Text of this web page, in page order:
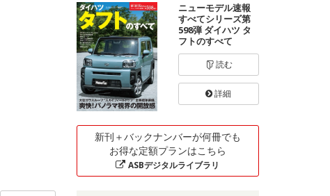
ニューモデル速報
すべてシリーズ第
598弾 ダイハツ タ
フトのすべて
読む
詳細
新刊＋バックナンバーが何冊でも
お得な定額プランはこちら
ASBデジタルライブラリ